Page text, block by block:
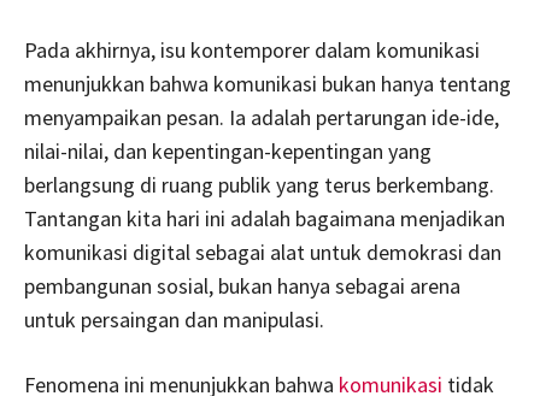
Pada akhirnya, isu kontemporer dalam komunikasi
menunjukkan bahwa komunikasi bukan hanya tentang
menyampaikan pesan. Ia adalah pertarungan ide-ide,
nilai-nilai, dan kepentingan-kepentingan yang
berlangsung di ruang publik yang terus berkembang.
Tantangan kita hari ini adalah bagaimana menjadikan
komunikasi digital sebagai alat untuk demokrasi dan
pembangunan sosial, bukan hanya sebagai arena
untuk persaingan dan manipulasi.
Fenomena ini menunjukkan bahwa komunikasi tidak